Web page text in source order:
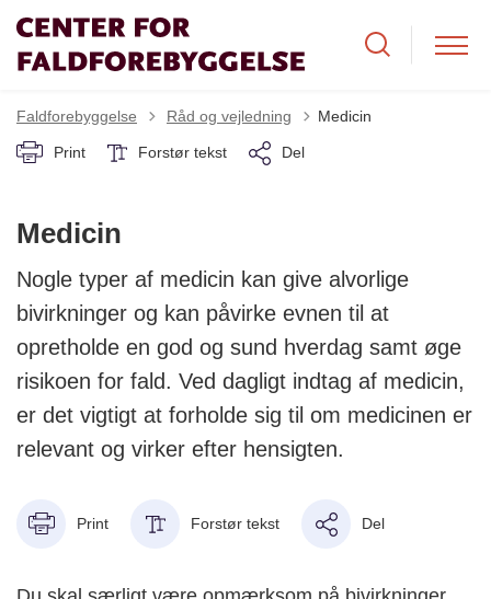
Faldforebyggelse Tilbage til
Råd og vejledning Medicin
Print Forstør tekst Del
Medicin
Nogle typer af medicin kan give alvorlige
bivirkninger og kan påvirke evnen til at
opretholde en god og sund hverdag samt øge
risikoen for fald. Ved dagligt indtag af medicin,
er det vigtigt at forholde sig til om medicinen er
relevant og virker efter hensigten.
Print Forstør tekst Del